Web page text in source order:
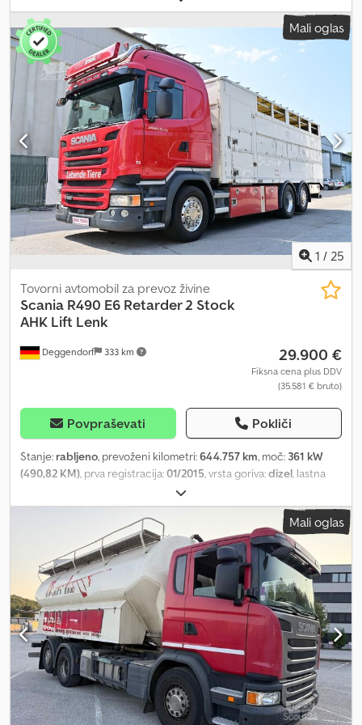
Priklopna naprava · Delovna luč Pridržujemo si pravico do
sprememb, tiskarskih napak in predčasne prodaje. Prodajalec si
pridržuje pravico do prekinitve prodaje. _____ Notranja številka za
povpraševanja: SZM26130 _____ STARENT Truck & Trailer GmbH,
Bruck 49, A - 4722 Peuerbach Kontaktne osebe za prodajo: G. Ing.
Wimmer Christoph (nemščina, angleščina, češčina, poljščina,
italijanščina) p: tudi WhatsApp t: @: G. Mehmet Terzi (nemščina,
turščina, angleščina, ruščina, ukrajinščina, bosnščina, srbščina) p:
tudi WhatsApp t: -104 @: G. Elias Höfler (nemščina, angleščina,
bolgarščina, bosnščina, srbščina) p: tudi WhatsApp t: -123 @:
Govorimo 13 jezikov. Zagotovo tudi vaš. Kontaktirajte nas! Spletna
stran: / Facebook: / Instagram: / Starent Truck & Trailer GmbH
odkupuje vaša gospodarska vozila, kot so vlečne enote, prikolice,
tovornjaki in kombiji. Michael Doblhofer (nemščina, angleščina) p:
tudi WhatsApp t: -102 @: Bastian Wagner (nemščina, angleščina) p:
WhatsApp t: -103 @:
kg, žerjav Epsilon/Palfinger, serija Q150Z95TR, s hidravlično
prijemalno glavo, žerjav, leto izdelave 2022, medosna razdalja 4500
mm, samodejna menjalnika, zaviralnik, možnost priklopnega
vlečnega priklopa, skladnost z normo Euro 6. Cjdpfozrpblsx Ahajrf
Opomba: Upoštevajte, da je opis vozila zgolj informativen in lahko
vsebuje napake ali netočnosti. Zato vas vabimo, da nas
kontaktirate in preverite točnost podatkov.
Mali oglas
1 / 25
Deggendorf 333 km
Tovorni avtomobil za prevoz živine
Scania R490 E6 Retarder 2 Stock
AHK Lift Lenk
29.900 €
Fiksna cena plus DDV
(35.581 € bruto)
Povpraševati Pokliči
Stanje: rabljeno, prevoženi kilometri:644.757 km, moč: 361 kW
(490,82 KM) , prva registracija:01/2015 , vrsta goriva:dizel , lastna
, največja dovoljena obremenitev:
skupna masa:26.000 kg, konfiguracija osi:6x2, medosna razdalja:
retarder, barva:
, voznikova kabina:
spalna kabina, vrsta prenosa:drugo, emisijski razred:Euro 6
vzmetenje:zrak, število sedežev:2, prostornina tovornega
prostora:35 m³, dolžina tovornega prostora: 7.220 mm , širina
tovornega prostora:2.380 mm , višina nakladalnega prostora:
2.050 mm, število postelj: 2 , Oprema:ABS, centralno zaklepanje,
elektronski program stabilnosti (ESP), klimatska naprava,
navigacijski sistem, parkirni grelec, računalnik na krovu, spojka
prikolice, tempomat, zapora diferenciala
, (DE), Scania R490
tovornjak za prevoz živali, emisijski razred Euro 6, formula gnet 6x2,
menjalnik Opticruise (polavtomatski), 2 nadstropji, retarder,
servisna knjižica, avtoradio, tempomat, klima, 2 ležišči, dodatno
Mali oglas